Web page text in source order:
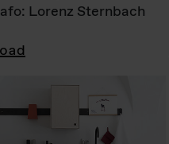
Lorenz Sternbach